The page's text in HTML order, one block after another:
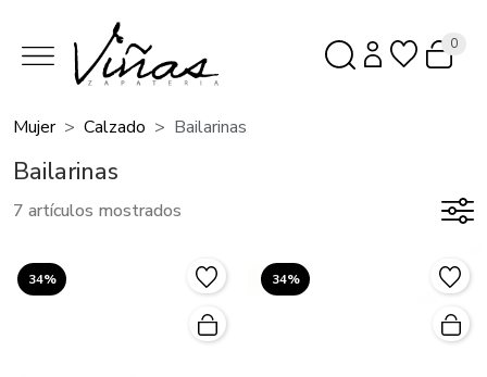
0
Mujer Calzado Bailarinas
Bailarinas
7 artículos mostrados
34% 34%